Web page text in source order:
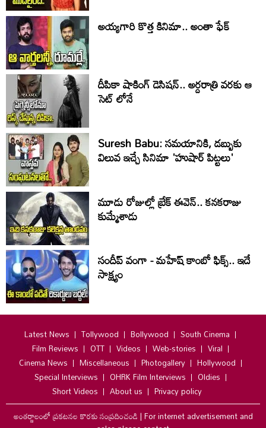
అయ్యగారి కొత్త కినిమా.. అంతా ఫేక్
దీపికా షాకింగ్ డెసిషన్.. అర్దరాత్రి వరకు ఆ
సెట్ లోనే
Suresh Babu: సమయానికి, డబ్బుకు
విలువ ఇచ్చే సినిమా 'హుషార్‌ పిట్టలు'
మూడు రోజుల్లో బ్రేక్ ఈవెన్.. కనకరాజు
కుమ్మేశాడు
సందీప్ వంగా - మహేష్ కాంబో ఫిక్స్.. ఇదే
సాక్ష్యం
Latest News Tollywood Bollywood
South Cinema
Film Reviews
OTT Videos Web-stories
Viral
Cinema News
Miscellaneous Photogallery
Hollywood
Special Interviews
OHRK Film Interviews
Oldies
Short Videos
About us
Privacy policy
అంతర్జాలంలో ప్రకటనల కొరకు సంప్రదించండి|For internet advertisement and